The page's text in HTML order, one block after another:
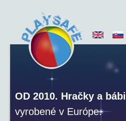
OD 2010. Hračky a
vyrobené v Európe.